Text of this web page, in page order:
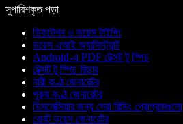
সুপারিশকৃত পড়া
ডিকটেশন ও ভয়েস টাইপিং
ভয়েস এআই অ্যাসিস্ট্যান্ট
Android-এ PDF টেক্সট টু স্পিচ
টেক্সট টু স্পিচ রিডার
নারী কণ্ঠ জেনারেটর
পুরুষ কণ্ঠ জেনারেটর
ডিসলেক্সিয়ার জন্য সেরা রিডিং প্রোগ্রামগুলো
রোবট ভয়েস জেনারেটর